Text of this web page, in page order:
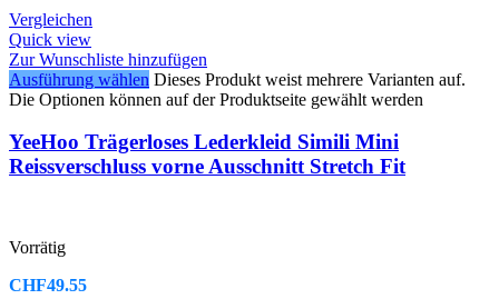
Vergleichen
Quick view
Zur Wunschliste hinzufügen
Ausführung wählen Dieses Produkt weist mehrere Varianten auf.
Die Optionen können auf der Produktseite gewählt werden
YeeHoo Trägerloses Lederkleid Simili Mini
Reissverschluss vorne Ausschnitt Stretch Fit
Vorrätig
CHF49.55